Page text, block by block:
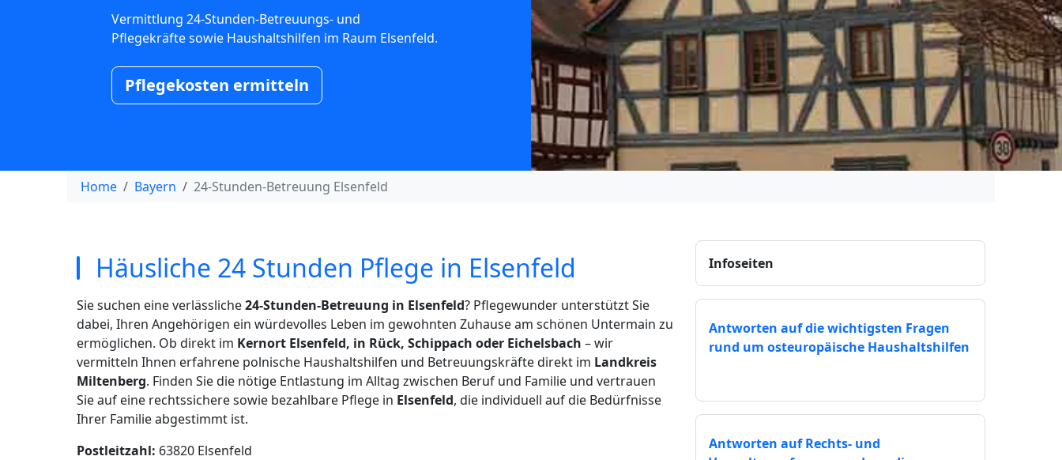
Vermittlung 24-Stunden-Betreuungs- und
Pflegekräfte sowie Haushaltshilfen im Raum Elsenfeld.
Pflegekosten ermitteln
Home Bayern 24-Stunden-Betreuung Elsenfeld
Häusliche 24 Stunden Pflege in Elsenfeld
Sie suchen eine verlässliche24-Stunden-Betreuung in Elsenfeld? Pflegewunder unterstützt Sie
dabei, Ihren Angehörigen ein würdevolles Leben im gewohnten Zuhause am schönen Untermain zu
ermöglichen. Ob direkt im Kernort Elsenfeld, in Rück, Schippach oder Eichelsbach – wir
vermitteln Ihnen erfahrene polnische Haushaltshilfen und Betreuungskräfte direkt im Landkreis
Miltenberg. Finden Sie die nötige Entlastung im Alltag zwischen Beruf und Familie und vertrauen
Sie auf eine rechtssichere sowie bezahlbare Pflege in Elsenfeld, die individuell auf die Bedürfnisse
Ihrer Familie abgestimmt ist.
Postleitzahl: 63820 Elsenfeld
Infoseiten
Antworten auf die wichtigsten Fragen
rund um osteuropäische Haushaltshilfen
Antworten auf Rechts- und